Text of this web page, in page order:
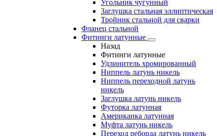
Угольник чугунный
Заглушка стальная эллиптическая
Тройник стальной для сварки
Фланец стальной
Фитинги латунные
Назад
Фитинги латунные
Удлинитель хромированный
Ниппель латунь никель
Ниппель переходной латунь
никель
Заглушка латунь никель
Футорка латунная
Американка латунная
Муфта латунь никель
Переход реборда латунь никель